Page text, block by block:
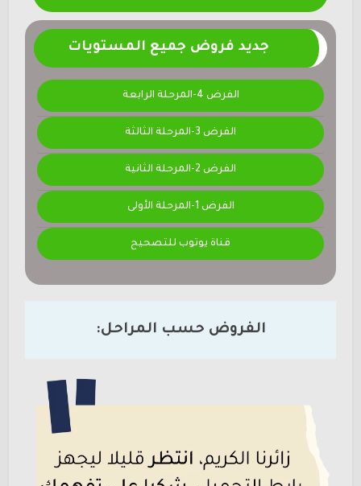
جديد فروض جميع المستويات
الفرض 4-المرحلة الرابعة
الفرض 3-المرحلة الثالثة
الفرض 2-المرحلة الثانية
الفرض 1-المرحلة الأولى
قناة يوتوب للتصحيح
الفروض حسب المراحل: